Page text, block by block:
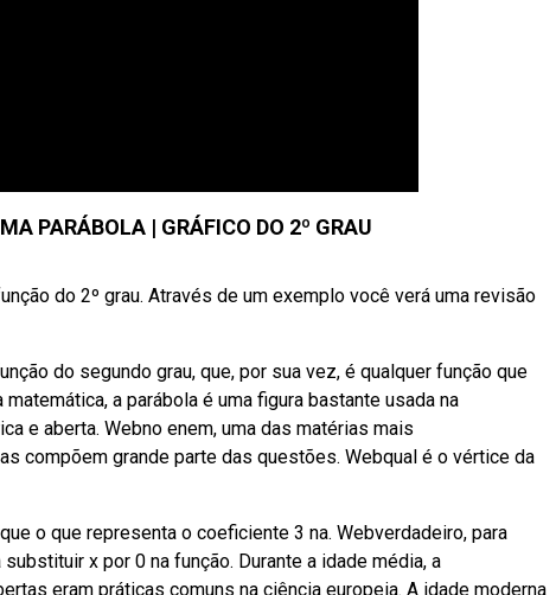
PARÁBOLA | GRÁFICO DO 2º GRAU
do 2º grau. Através de um exemplo você verá uma revisão
do segundo grau, que, por sua vez, é qualquer função que
a parábola é uma figura bastante usada na
e aberta. Webno enem, uma das matérias mais
compõem grande parte das questões. Webqual é o vértice da
o que representa o coeficiente 3 na. Webverdadeiro, para
x por 0 na função. Durante a idade média, a
eram práticas comuns na ciência europeia. A idade moderna